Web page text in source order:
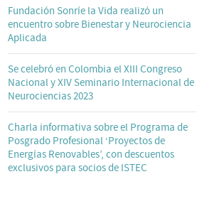
Fundación Sonríe la Vida realizó un
encuentro sobre Bienestar y Neurociencia
Aplicada
Se celebró en Colombia el XIII Congreso
Nacional y XIV Seminario Internacional de
Neurociencias 2023
Charla informativa sobre el Programa de
Posgrado Profesional ‘Proyectos de
Energías Renovables’, con descuentos
exclusivos para socios de ISTEC